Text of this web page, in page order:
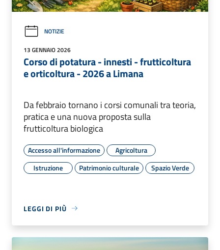
NOTIZIE
13 GENNAIO 2026
Corso di potatura - innesti - frutticoltura
e orticoltura - 2026 a Limana
Da febbraio tornano i corsi comunali tra teoria,
pratica e una nuova proposta sulla
frutticoltura biologica
Accesso all'informazione
Agricoltura
Istruzione
Patrimonio culturale Spazio Verde
LEGGI DI PIÙ